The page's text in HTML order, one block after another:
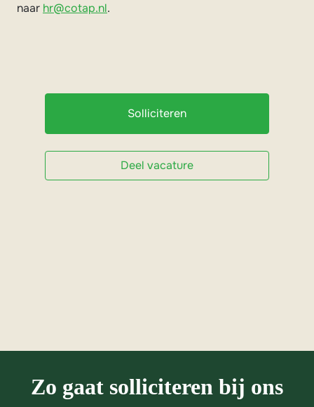
naar hr@cotap.nl.
Solliciteren
Deel vacature
Zo gaat solliciteren bij ons